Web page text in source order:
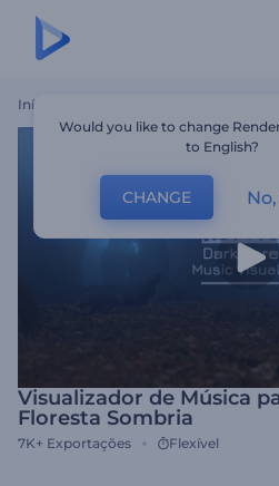
Início Visualizador De
Visualizador de Música
Floresta Sombria
7K+ Exportações Flexível
Would you like to change
to English?
CHANGE